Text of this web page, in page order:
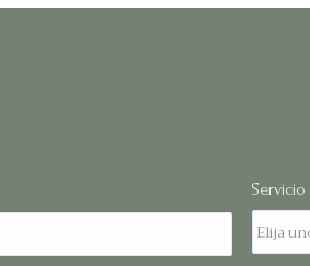
Nombre
Servicio